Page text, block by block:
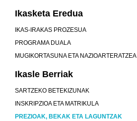
Ikasketa Eredua
IKAS-IRAKAS PROZESUA
PROGRAMA DUALA
MUGIKORTASUNA ETA NAZIOARTERATZEA
Ikasle Berriak
SARTZEKO BETEKIZUNAK
INSKRIPZIOA ETA MATRIKULA
PREZIOAK, BEKAK ETA LAGUNTZAK